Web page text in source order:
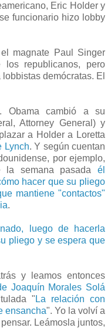
Eric Holder y
funcionario hizo lobby
magnate Paul Singer
republicanos, pero
demócratas. El
Obama cambió a su
Attorney General) y
a Holder a Loretta
Lynch. Y según cuentan
por ejemplo,
la semana pasada él
hacer que su pliego
mantiene "contactos"
.
luego de hacerla
pliego y se espera que
y leamos entonces
Joaquín Morales Solá
" La relación con
ensancha". Yo la volví a
Leámosla juntos,